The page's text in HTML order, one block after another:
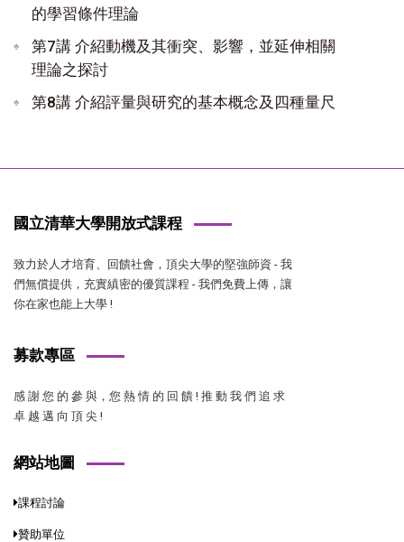
的學習條件理論
第7講 介紹動機及其衝突、影響，並延伸相關
理論之探討
第8講 介紹評量與研究的基本概念及四種量尺
國立清華大學開放式課程
致力於人才培育、回饋社會，頂尖大學的堅強師資 - 我
們無償提供，充實縝密的優質課程 - 我們免費上傳，讓
你在家也能上大學 !
募款專區
感 謝 您 的 參 與，您 熱 情 的 回 饋 ! 推 動 我 們 追 求
卓 越 邁 向 頂 尖 !
網站地圖
課程討論
贊助單位